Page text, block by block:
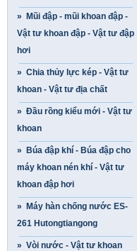
» Mũi đập - mũi khoan đập -
Vật tư khoan đập - Vật tư đập
hơi
» Chia thủy lực kép - Vật tư
khoan - Vật tư địa chất
» Đầu rồng kiểu mới - Vật tư
khoan
» Búa đập khí - Búa đập cho
máy khoan nén khí - Vật tư
khoan đập hơi
» Máy hàn chống nước ES-
261 Hutongtiangong
» Vòi nước - Vật tư khoan